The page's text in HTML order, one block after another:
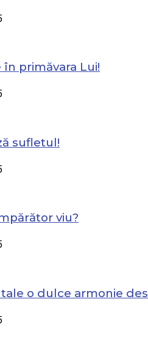
primăvara Lui!
sufletul!
viu?
tale o dulce armonie